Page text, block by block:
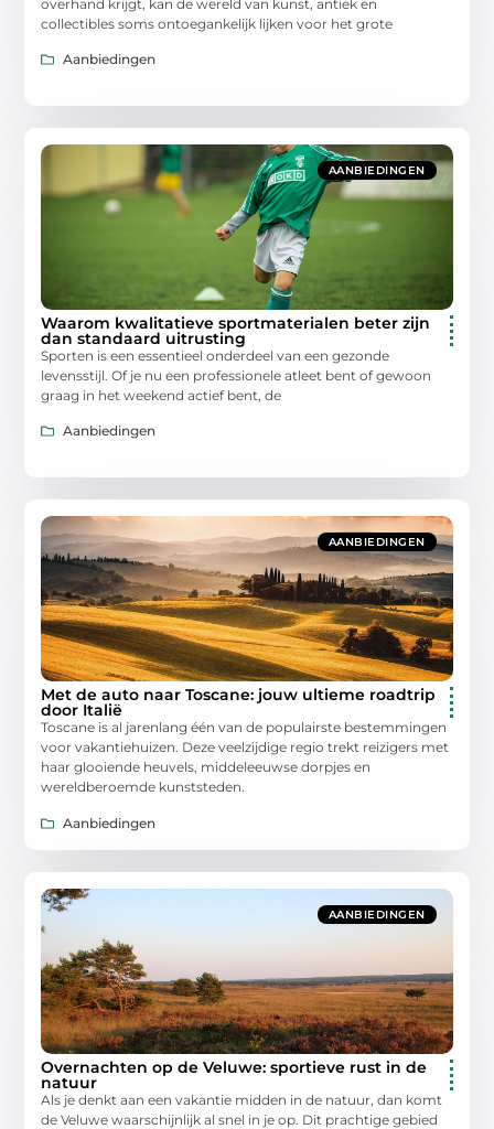
overhand krijgt, kan de wereld van kunst, antiek en
collectibles soms ontoegankelijk lijken voor het grote
Aanbiedingen
AANBIEDINGEN
Waarom kwalitatieve sportmaterialen beter zijn
dan standaard uitrusting
Sporten is een essentieel onderdeel van een gezonde
levensstijl. Of je nu een professionele atleet bent of gewoon
graag in het weekend actief bent, de
Aanbiedingen
AANBIEDINGEN
Met de auto naar Toscane: jouw ultieme roadtrip
door Italië
Toscane is al jarenlang één van de populairste bestemmingen
voor vakantiehuizen. Deze veelzijdige regio trekt reizigers met
haar glooiende heuvels, middeleeuwse dorpjes en
wereldberoemde kunststeden.
Aanbiedingen
AANBIEDINGEN
Overnachten op de Veluwe: sportieve rust in de
natuur
Als je denkt aan een vakantie midden in de natuur, dan komt
de Veluwe waarschijnlijk al snel in je op. Dit prachtige gebied